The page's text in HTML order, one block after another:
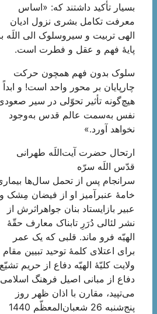
بسیار تأکید داشتند که: «اساس
معرفت تکامل بشری نزول ادیان
الهی تربیت و سیروسلوک الی اللَه بر
پایۀ فهم و عقل و فطرت است.
سلوک بدون فهم همچون حرکت
چارپایان بر محور واحد است! و ابداً
هیچ‌گونه تأثیر تحوّلی در سیر صعودی
نفس به‌سمت عالم قدس به‌وجود
نخواهد آورد.»
ارتحال حضرت آیت‌اللَه طهرانی
قدّس اللَه سرّه
سرانجام پس از تحمل سال‌ها بیماری
خامۀ عنبرآمیز او از فیضان مِشک و
عبیر بازایستاد بنان جواهراثرش از
نشر لئالی دُرَرِ تابناک معارف حقّۀ
الهیّه فرو ماند. قلبی که یک عمر
برای اعتلای کلمۀ توحید تبیین مقام
ولایت کلیّۀ الهیّه دفاع از حریم تشیّع
دفاع از مبانى اصیل فرهنگ اسلامى
می‌تپید، مقارن با اذان ظهر روز
پنج‌شنبه 26 شعبان‌المعظّم 1440